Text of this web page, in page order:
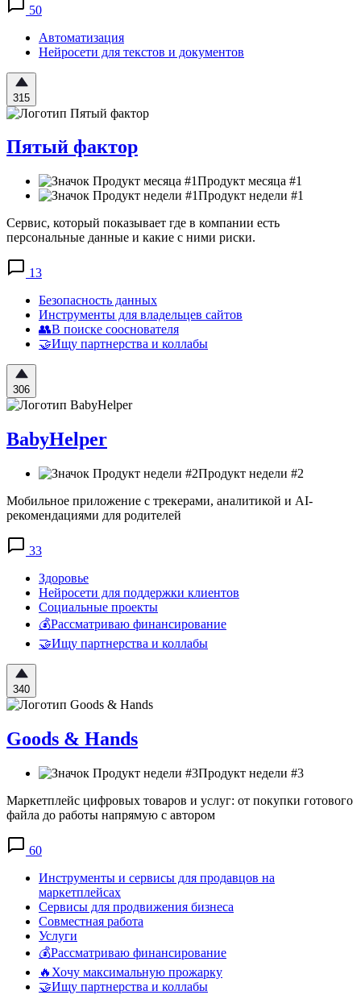
50
Автоматизация
Нейросети для текстов и документов
315
Пятый фактор
Продукт месяца #1
Продукт недели #1
Сервис, который показывает где в компании есть
персональные данные и какие с ними риски.
13
Безопасность данных
Инструменты для владельцев сайтов
👥В поиске сооснователя
🤝Ищу партнерства и коллабы
306
BabyHelper
Продукт недели #2
Мобильное приложение с трекерами, аналитикой и AI-
рекомендациями для родителей
33
Здоровье
Нейросети для поддержки клиентов
Социальные проекты
💰Рассматриваю финансирование
🤝Ищу партнерства и коллабы
340
Goods & Hands
Продукт недели #3
Маркетплейс цифровых товаров и услуг: от покупки готового
файла до работы напрямую с автором
60
Инструменты и сервисы для продавцов на
маркетплейсах
Сервисы для продвижения бизнеса
Совместная работа
Услуги
💰Рассматриваю финансирование
🔥Хочу максимальную прожарку
🤝Ищу партнерства и коллабы